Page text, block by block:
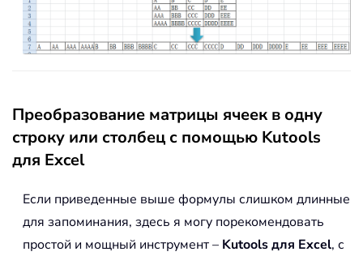
Преобразование матрицы ячеек в одну
строку или столбец с помощью Kutools
для Excel
Если приведенные выше формулы слишком длинные
для запоминания, здесь я могу порекомендовать
простой и мощный инструмент – Kutools для Excel, с